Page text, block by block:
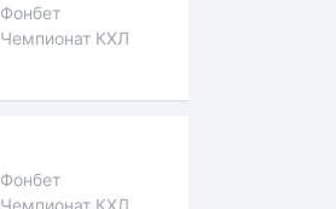
Фонбет
Чемпионат КХЛ
Фонбет
Чемпионат КХЛ